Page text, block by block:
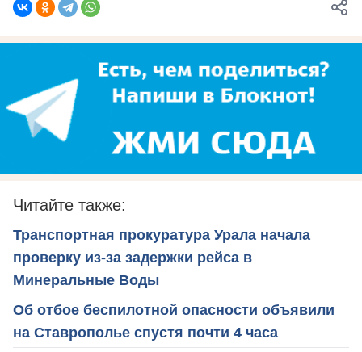
Читайте также:
Транспортная прокуратура Урала начала
проверку из-за задержки рейса в
Минеральные Воды
Об отбое беспилотной опасности объявили
на Ставрополье спустя почти 4 часа